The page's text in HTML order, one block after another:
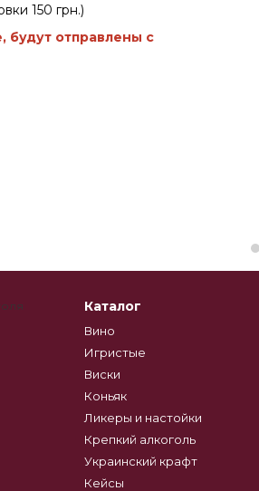
150 грн.)
будут отправлены с
Каталог
Вино
Игристые
Виски
Коньяк
Ликеры и настойки
Крепкий алкоголь
Украинский крафт
Кейсы